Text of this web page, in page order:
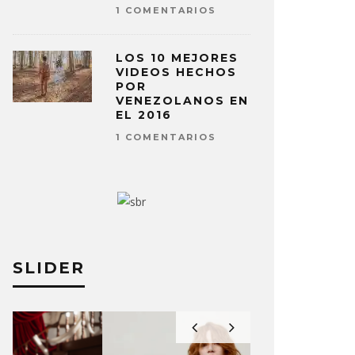
1 COMENTARIOS
LOS 10 MEJORES
VIDEOS HECHOS
POR
VENEZOLANOS EN
EL 2016
1 COMENTARIOS
SLIDER